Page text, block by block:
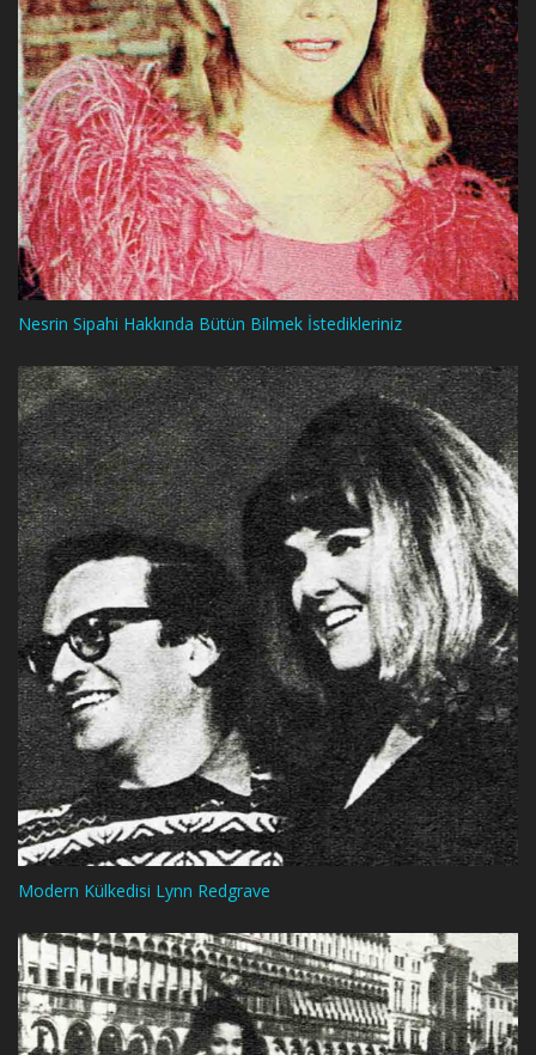
Nesrin Sipahi Hakkında Bütün Bilmek İstedikleriniz
Modern Külkedisi Lynn Redgrave